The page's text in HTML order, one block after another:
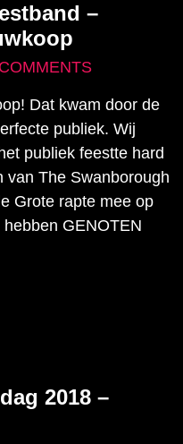
–
Dat kwam door de
publiek. Wij
publiek feestte hard
van The Swanborough
Grote rapte mee op
GENOTEN
2018 –